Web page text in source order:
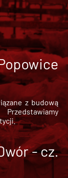
z budową
Przedstawiamy
- cz.